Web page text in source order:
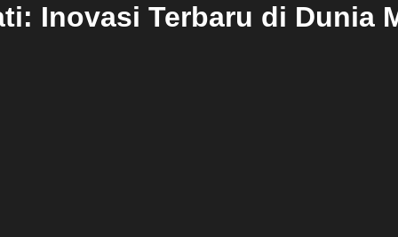
Inovasi Terbaru di Dunia